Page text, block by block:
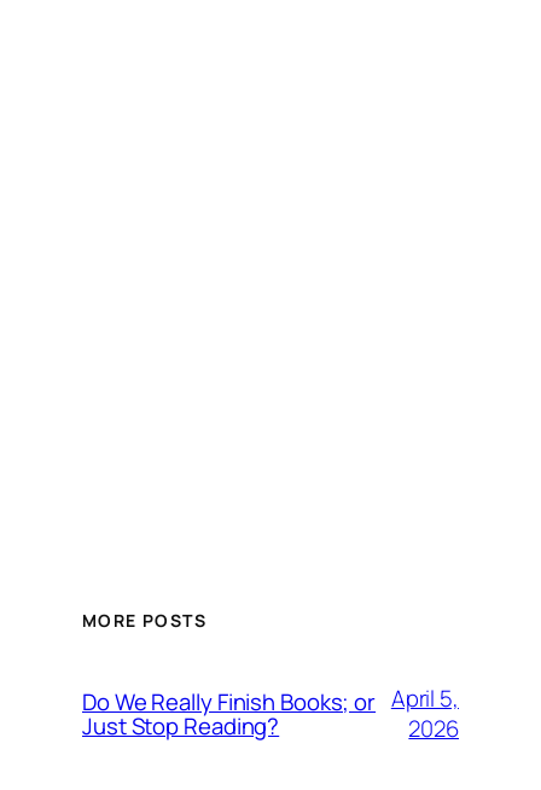
MORE POSTS
Do We Really Finish Books; or
Just Stop Reading?
April 5,
2026